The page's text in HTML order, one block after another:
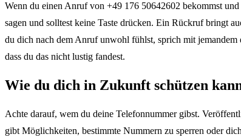
Wenn du einen Anruf von +49 176 50642602 bekommst
sagen und solltest keine Taste drücken. Ein Rückruf bringt
du dich nach dem Anruf unwohl fühlst, sprich mit jemandem
dass du das nicht lustig fandest.
Wie du dich in Zukunft schützen
Achte darauf, wem du deine Telefonnummer gibst.
gibt Möglichkeiten, bestimmte Nummern zu sperren oder